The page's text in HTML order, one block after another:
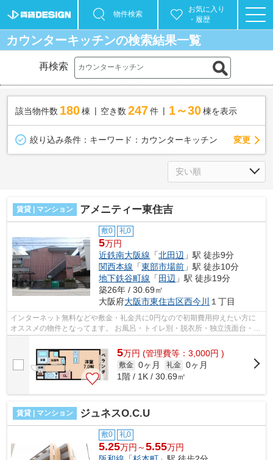
物件検索
お気に入り
・履歴
カウンターキッチンの検索結果一覧
再検索
該当物件数 180棟 空き数 247 件 1～30 棟を表示
絞り込み条件： キーワード：カウンターキッチン 変更
賃貸 | マンション アメニティー東住吉
敷0 礼0
5万円
近鉄南大阪線 「北田辺 」駅 徒歩9分
関西本線 「東部市場前 」駅 徒歩10分
地下鉄谷町線 「 田辺 」駅 徒歩19分
築26年 / 30.69㎡
大阪府大阪市東住吉区西今川 １丁目
インターネット無料などや敷金・礼金共に0円なので初期費用抑えたい方に
オススメの物件となってます。 お風呂・トイレ別・脱衣所・独立洗面台・エ
アコン付などの設備！近鉄南大阪線・...
5万円 (管理費等：3,000円 )
敷金 0ヶ月 礼金 0ヶ月
1階 / 1K / 30.69㎡
賃貸 | マンション ジュネスO.C.U
敷0 礼0
5.25万円～5.55万円